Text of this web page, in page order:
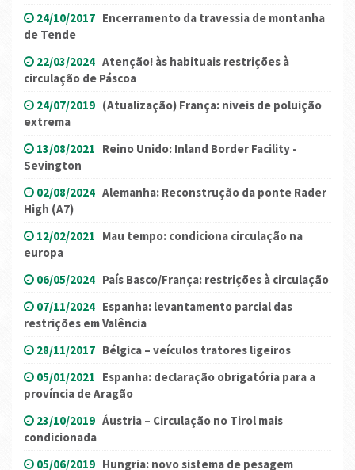
24/10/2017 Encerramento da travessia de montanha
de Tende
22/03/2024 Atenção! às habituais restrições à
circulação de Páscoa
24/07/2019 (Atualização) França: niveis de poluição
extrema
13/08/2021 Reino Unido: Inland Border Facility -
Sevington
02/08/2024 Alemanha: Reconstrução da ponte Rader
High (A7)
12/02/2021 Mau tempo: condiciona circulação na
europa
06/05/2024 País Basco/França: restrições à circulação
07/11/2024 Espanha: levantamento parcial das
restrições em Valência
28/11/2017 Bélgica – veículos tratores ligeiros
05/01/2021 Espanha: declaração obrigatória para a
província de Aragão
23/10/2019 Áustria – Circulação no Tirol mais
condicionada
05/06/2019 Hungria: novo sistema de pesagem